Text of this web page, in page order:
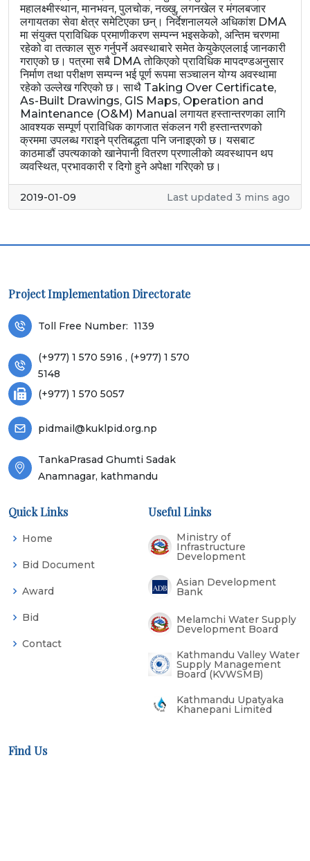
महालक्ष्मीस्थान, मानभवन, पुलचोक, नख्खु, लगनखेल र मंगलबजार
लगायतका सेवा क्षेत्र समेटिएका छन्। निर्देशनालयले अधिकांश DMA
मा संयुक्त प्राविधिक प्रमाणीकरण सम्पन्न भइसकेको, अन्तिम चरणमा
रहेको वा तत्काल सुरु गर्नुपर्ने अवस्थाबारे समेत केयुकेएललाई जानकारी
गराएको छ। पत्रमा सबै DMA तोकिएको प्राविधिक मापदण्डअनुसार
निर्माण तथा परीक्षण सम्पन्न भई पूर्ण रूपमा सञ्चालन योग्य अवस्थामा
रहेको उल्लेख गरिएको छ। साथै Taking Over Certificate,
As-Built Drawings, GIS Maps, Operation and
Maintenance (O&M) Manual लगायत हस्तान्तरणका लागि
आवश्यक सम्पूर्ण प्राविधिक कागजात संकलन गरी हस्तान्तरणको
क्रममा उपलब्ध गराइने प्रतिबद्धता पनि जनाइएको छ। यसबाट
काठमाडौं उपत्यकाको खानेपानी वितरण प्रणालीको व्यवस्थापन थप
व्यवस्थित, प्रभावकारी र दिगो हुने अपेक्षा गरिएको छ।
2019-01-09 Last updated 3 mins ago
Project Implementation Directorate
Toll Free Number: 1139
(+977) 1 570 5916 , (+977) 1 570
5148
(+977) 1 570 5057
pidmail@kuklpid.org.np
TankaPrasad Ghumti Sadak
Anamnagar, kathmandu
Quick Links
Home
Bid Document
Award
Bid
Contact
Useful Links
Ministry of
Infrastructure
Development
Asian Development
Bank
Melamchi Water Supply
Development Board
Kathmandu Valley Water
Supply Management
Board (KVWSMB)
Kathmandu Upatyaka
Khanepani Limited
Find Us